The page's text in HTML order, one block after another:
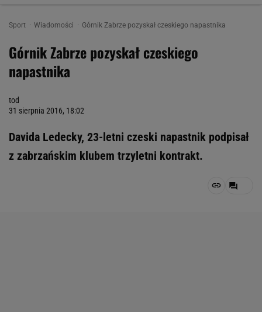
Sport Wiadomości Górnik Zabrze pozyskał czeskiego napastnika
Górnik Zabrze pozyskał czeskiego
napastnika
tod
31 sierpnia 2016, 18:02
Davida Ledecky, 23-letni czeski napastnik podpisał
z zabrzańskim klubem trzyletni kontrakt.